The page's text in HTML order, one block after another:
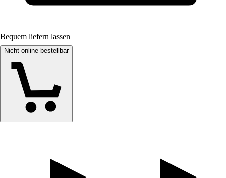
Bequem liefern lassen
Nicht online bestellbar